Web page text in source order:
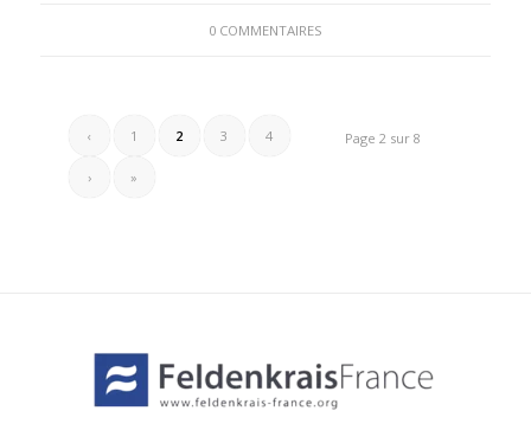
0 COMMENTAIRES
Page 2 sur 8
‹ 1 2 3 4
› »